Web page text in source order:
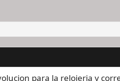
para la relojeria y